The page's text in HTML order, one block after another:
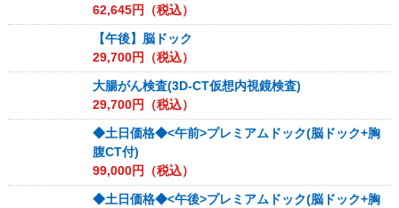
62,645円（税込）
【午後】脳ドック
29,700円（税込）
大腸がん検査(3D-CT仮想内視鏡検査)
29,700円（税込）
◆土日価格◆<午前>プレミアムドック(脳ドック+胸
腹CT付)
99,000円（税込）
◆土日価格◆<午後>プレミアムドック(脳ドック+胸